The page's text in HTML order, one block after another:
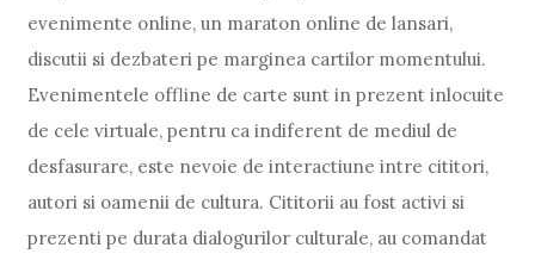
evenimente online, un maraton online de lansari,
discutii si dezbateri pe marginea cartilor momentului.
Evenimentele offline de carte sunt in prezent inlocuite
de cele virtuale, pentru ca indiferent de mediul de
desfasurare, este nevoie de interactiune intre cititori,
autori si oamenii de cultura. Cititorii au fost activi si
prezenti pe durata dialogurilor culturale, au comandat